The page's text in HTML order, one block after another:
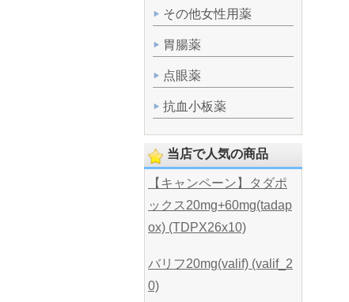
その他女性用薬
胃腸薬
点眼薬
抗血小板薬
当店で人気の商品
【キャンペーン】タダポ
ックス20mg+60mg(tadap
ox) (TDPX26x10)
バリフ20mg(valif) (valif_2
0)